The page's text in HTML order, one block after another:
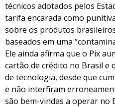
técnicos adotados pelos
tarifa encarada como
sobre os produtos
baseados em uma
Ele ainda afirma que o Pix
cartão de crédito no Brasil e
de tecnologia, desde que
e não interfiram
são bem-vindas a operar no